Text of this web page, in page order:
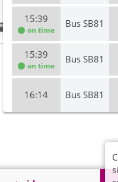
15:39
on time
Bus SB81
15:39
on time
Bus SB81
16:14 Bus SB81